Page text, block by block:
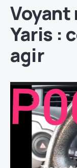
Voyant
Yaris :
agir